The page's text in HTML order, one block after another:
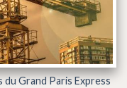
Grand Paris Express